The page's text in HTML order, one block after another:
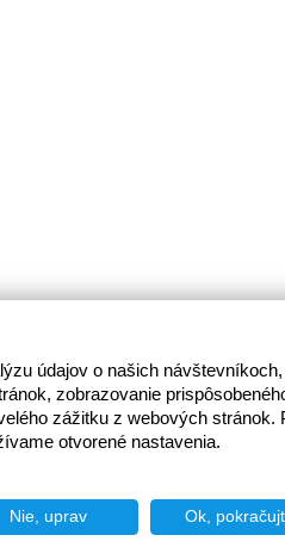
údajov o našich
zobrazovanie
zážitku z webových stránok.
otvorené nastavenia.
Nie, uprav Ok,